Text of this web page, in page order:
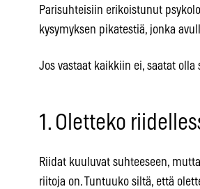
Parisuhteisiin erikoistunut
kysymyksen pikatestiä, jonka
Jos vastaat kaikkiin ei, saatat
1. Oletteko
Riidat kuuluvat suhteeseen,
riitoja on. Tuntuuko siltä, että